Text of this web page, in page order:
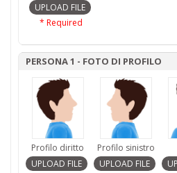
* Required
PERSONA 1 - FOTO DI PROFILO
Profilo diritto Profilo sinistro